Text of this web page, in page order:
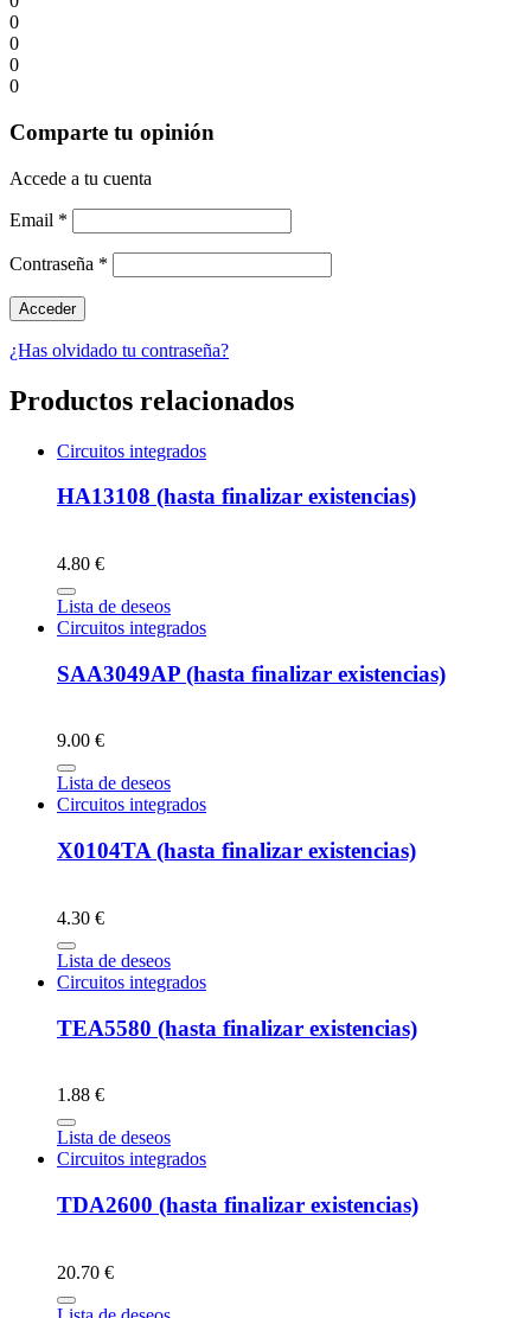
0
0
0
0
Comparte tu opinión
Accede a tu cuenta
Email *
Contraseña *
¿Has olvidado tu contraseña?
Productos relacionados
Circuitos integrados
HA13108 (hasta finalizar existencias)
4.80 €
Lista de deseos
Circuitos integrados
SAA3049AP (hasta finalizar existencias)
9.00 €
Lista de deseos
Circuitos integrados
X0104TA (hasta finalizar existencias)
4.30 €
Lista de deseos
Circuitos integrados
TEA5580 (hasta finalizar existencias)
1.88 €
Lista de deseos
Circuitos integrados
TDA2600 (hasta finalizar existencias)
20.70 €